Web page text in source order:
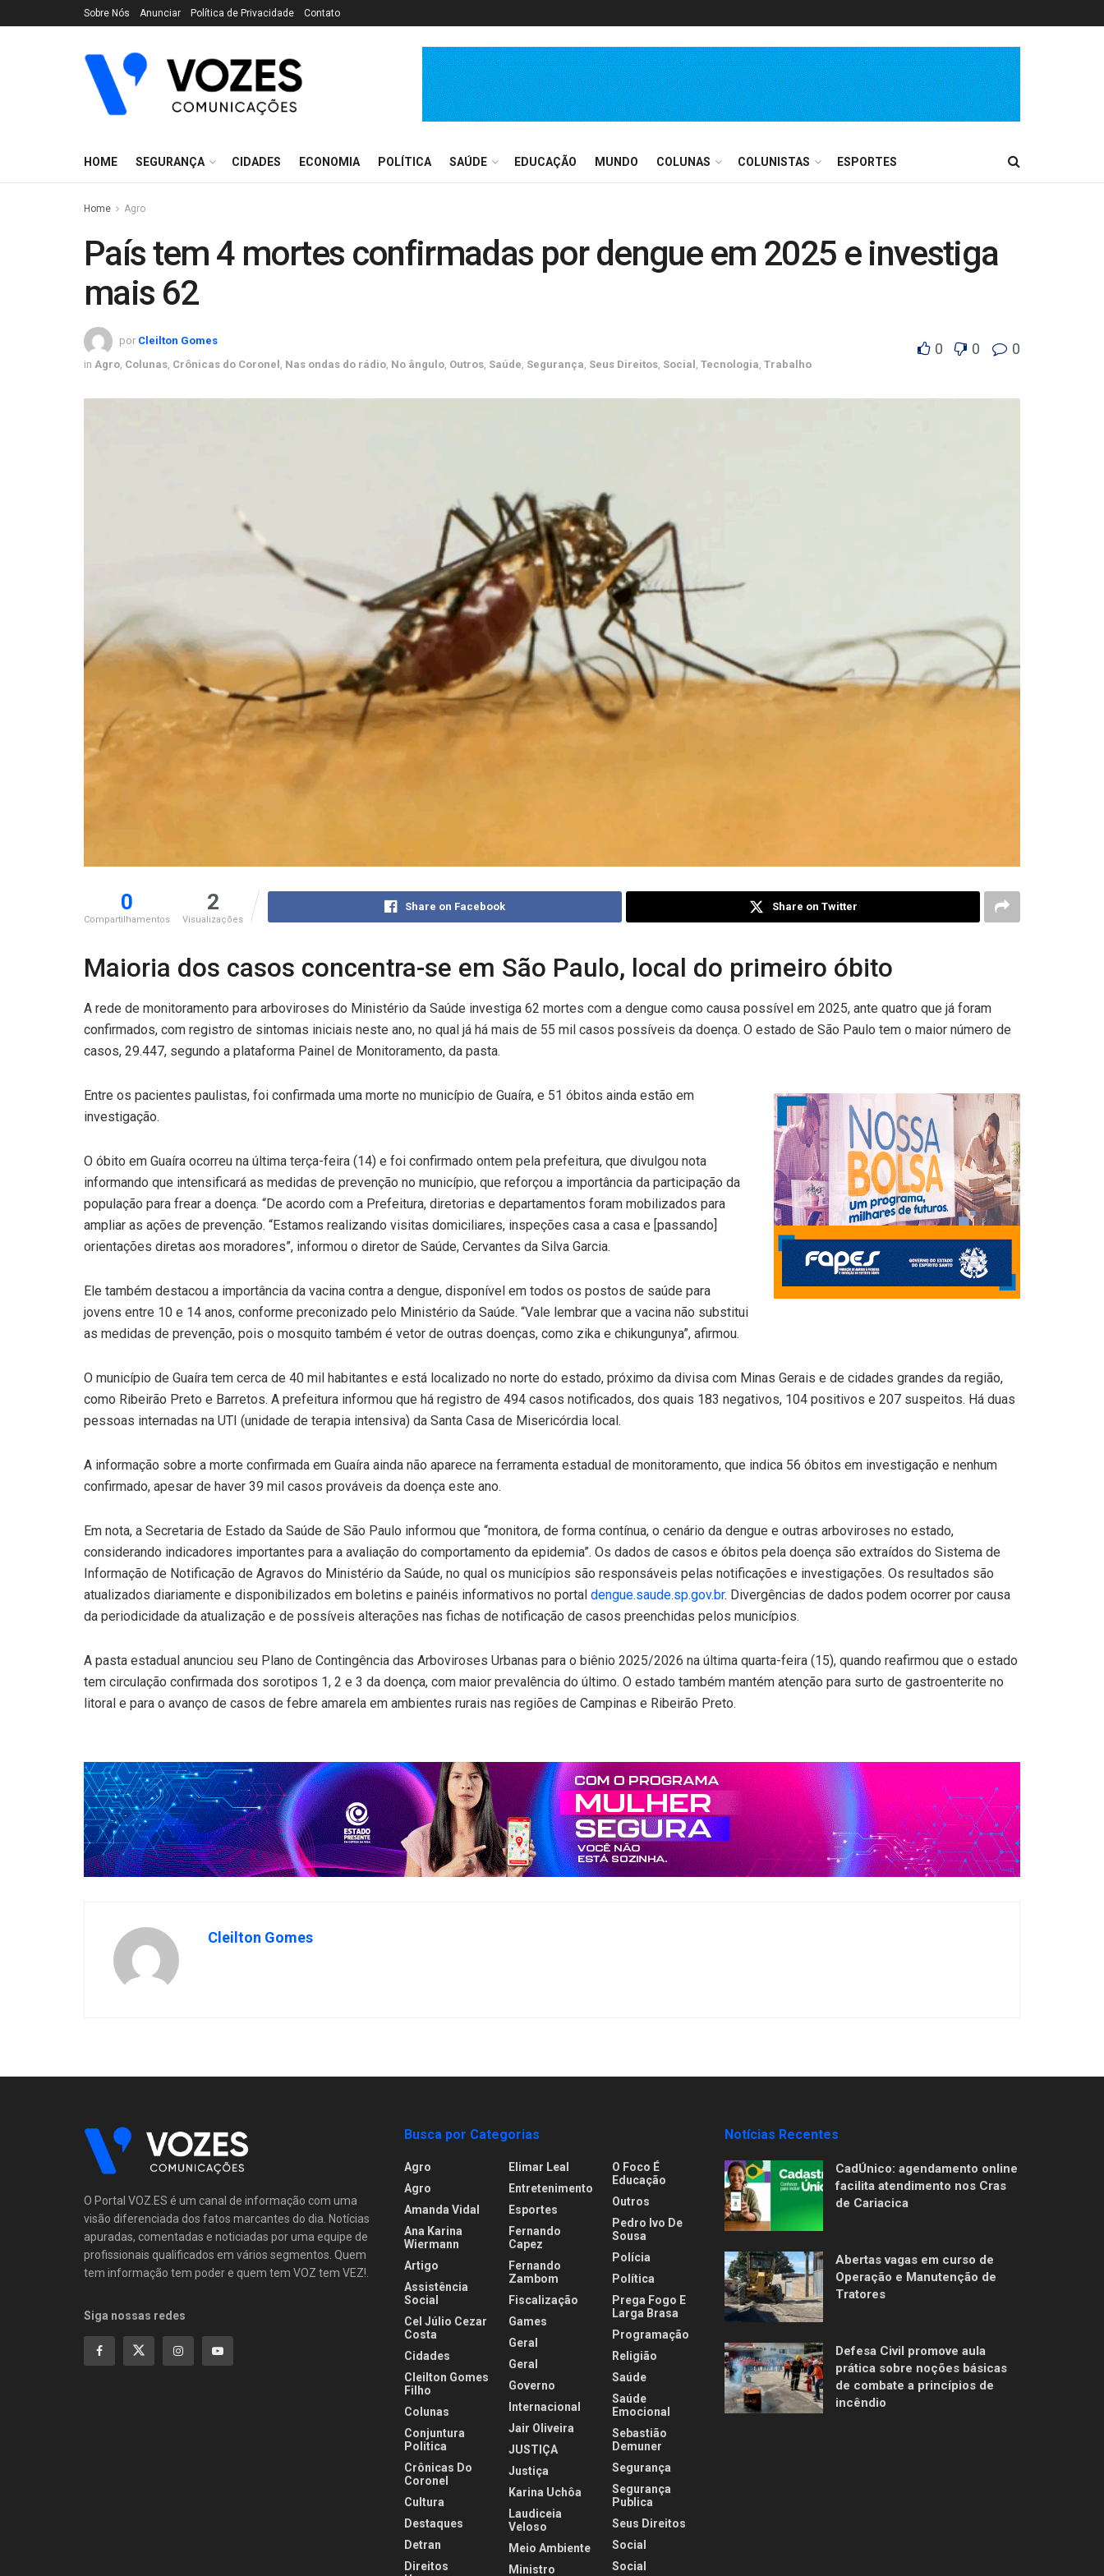
Sobre Nós Anunciar Política de Privacidade Contato
HOME SEGURANÇA CIDADES ECONOMIA POLÍTICA SAÚDE EDUCAÇÃO MUNDO COLUNAS COLUNISTAS ESPORTES
Home Agro
País tem 4 mortes confirmadas por dengue em 2025 e investiga
mais 62
por Cleilton Gomes
in Agro Colunas Crônicas do Coronel Nas ondas do rádio No ângulo Outros Saúde Segurança Seus Direitos Social Tecnologia Trabalho
0 0 0
0
Compartilhamentos
2
Visualizações
Share on Facebook Share on Twitter
Maioria dos casos concentra-se em São Paulo, local do primeiro óbito
A rede de monitoramento para arboviroses do Ministério da Saúde investiga 62 mortes com a dengue como causa possível em 2025, ante quatro que já foram
confirmados, com registro de sintomas iniciais neste ano, no qual já há mais de 55 mil casos possíveis da doença. O estado de São Paulo tem o maior número de
casos, 29.447, segundo a plataforma Painel de Monitoramento, da pasta.
Entre os pacientes paulistas, foi confirmada uma morte no município de Guaíra, e 51 óbitos ainda estão em
investigação.
O óbito em Guaíra ocorreu na última terça-feira (14) e foi confirmado ontem pela prefeitura, que divulgou nota
informando que intensificará as medidas de prevenção no município, que reforçou a importância da participação da
população para frear a doença. “De acordo com a Prefeitura, diretorias e departamentos foram mobilizados para
ampliar as ações de prevenção. “Estamos realizando visitas domiciliares, inspeções casa a casa e [passando]
orientações diretas aos moradores”, informou o diretor de Saúde, Cervantes da Silva Garcia.
Ele também destacou a importância da vacina contra a dengue, disponível em todos os postos de saúde para
jovens entre 10 e 14 anos, conforme preconizado pelo Ministério da Saúde. “Vale lembrar que a vacina não substitui
as medidas de prevenção, pois o mosquito também é vetor de outras doenças, como zika e chikungunya”, afirmou.
O município de Guaíra tem cerca de 40 mil habitantes e está localizado no norte do estado, próximo da divisa com Minas Gerais e de cidades grandes da região,
como Ribeirão Preto e Barretos. A prefeitura informou que há registro de 494 casos notificados, dos quais 183 negativos, 104 positivos e 207 suspeitos. Há duas
pessoas internadas na UTI (unidade de terapia intensiva) da Santa Casa de Misericórdia local.
A informação sobre a morte confirmada em Guaíra ainda não aparece na ferramenta estadual de monitoramento, que indica 56 óbitos em investigação e nenhum
confirmado, apesar de haver 39 mil casos prováveis da doença este ano.
Em nota, a Secretaria de Estado da Saúde de São Paulo informou que “monitora, de forma contínua, o cenário da dengue e outras arboviroses no estado,
considerando indicadores importantes para a avaliação do comportamento da epidemia”. Os dados de casos e óbitos pela doença são extraídos do Sistema de
Informação de Notificação de Agravos do Ministério da Saúde, no qual os municípios são responsáveis pelas notificações e investigações. Os resultados são
atualizados diariamente e disponibilizados em boletins e painéis informativos no portal dengue.saude.sp.gov.br. Divergências de dados podem ocorrer por causa
da periodicidade da atualização e de possíveis alterações nas fichas de notificação de casos preenchidas pelos municípios.
A pasta estadual anunciou seu Plano de Contingência das Arboviroses Urbanas para o biênio 2025/2026 na última quarta-feira (15), quando reafirmou que o estado
tem circulação confirmada dos sorotipos 1, 2 e 3 da doença, com maior prevalência do último. O estado também mantém atenção para surto de gastroenterite no
litoral e para o avanço de casos de febre amarela em ambientes rurais nas regiões de Campinas e Ribeirão Preto.
Cleilton Gomes
O Portal VOZ.ES é um canal de informação com uma
visão diferenciada dos fatos marcantes do dia. Notícias
apuradas, comentadas e noticiadas por uma equipe de
profissionais qualificados em vários segmentos. Quem
tem informação tem poder e quem tem VOZ tem VEZ!.
Siga nossas redes
Busca por Categorias
Agro
Agro
Amanda Vidal
Ana Karina
Wiermann
Artigo
Assistência
Social
Cel Júlio Cezar
Costa
Cidades
Cleilton Gomes
Filho
Colunas
Conjuntura
Politica
Crônicas Do
Coronel
Cultura
Destaques
Detran
Direitos
Elimar Leal
Entretenimento
Esportes
Fernando
Capez
Fernando
Zambom
Fiscalização
Games
Geral
Geral
Governo
Internacional
Jair Oliveira
JUSTIÇA
Justiça
Karina Uchôa
Laudiceia
Veloso
Meio Ambiente
Ministro
O Foco É
Educação
Outros
Pedro Ivo De
Sousa
Polícia
Política
Prega Fogo E
Larga Brasa
Programação
Religião
Saúde
Saúde
Emocional
Sebastião
Demuner
Segurança
Segurança
Publica
Seus Direitos
Social
Social
Notícias Recentes
CadÚnico: agendamento online
facilita atendimento nos Cras
de Cariacica
Abertas vagas em curso de
Operação e Manutenção de
Tratores
Defesa Civil promove aula
prática sobre noções básicas
de combate a princípios de
incêndio